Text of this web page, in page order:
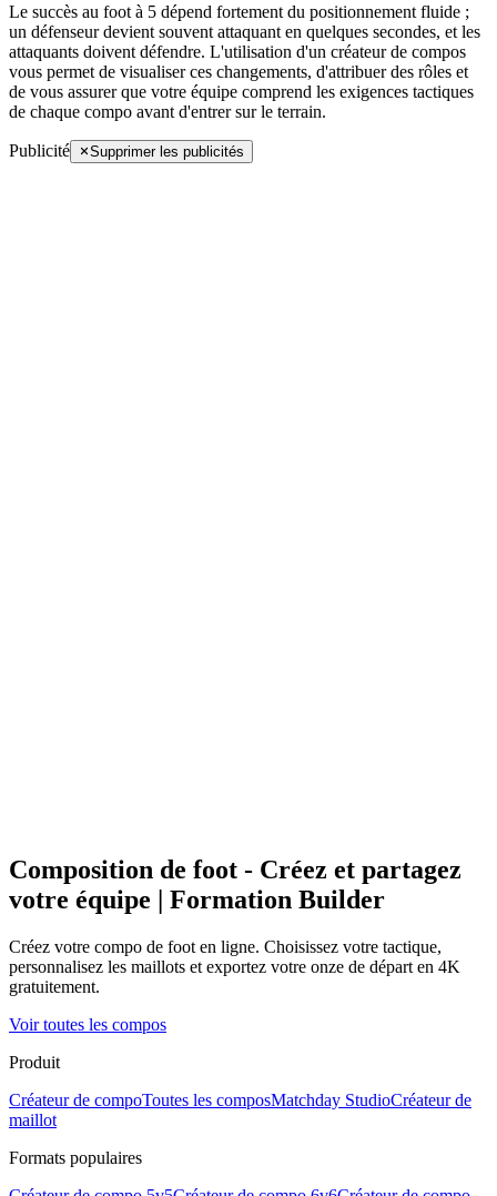
Le succès au foot à 5 dépend fortement du positionnement fluide ;
un défenseur devient souvent attaquant en quelques secondes, et les
attaquants doivent défendre. L'utilisation d'un créateur de compos
vous permet de visualiser ces changements, d'attribuer des rôles et
de vous assurer que votre équipe comprend les exigences tactiques
de chaque compo avant d'entrer sur le terrain.
Publicité Supprimer les publicités
Composition de foot - Créez et partagez
votre équipe | Formation Builder
Créez votre compo de foot en ligne. Choisissez votre tactique,
personnalisez les maillots et exportez votre onze de départ en 4K
gratuitement.
Voir toutes les compos
Produit
Créateur de compoToutes les composMatchday StudioCréateur de
maillot
Formats populaires